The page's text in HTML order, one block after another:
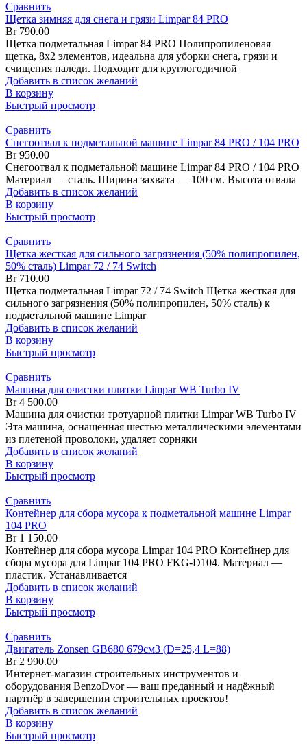
Сравнить
Щетка зимняя для снега и грязи Limpar 84 PRO
Br790.00
Щетка подметальная Limpar 84 PRO Полипропиленовая
щетка, 8х2 элементов, идеальна для уборки снега, грязи и
счищения наледи. Подходит для круглогодичной
Добавить в список желаний
В корзину
Быстрый просмотр
Сравнить
Снегоотвал к подметальной машине Limpar 84 PRO / 104 PRO
Br950.00
Снегоотвал к подметальной машине Limpar 84 PRO / 104 PRO
Материал — сталь. Ширина захвата — 100 см. Высота отвала
Добавить в список желаний
В корзину
Быстрый просмотр
Сравнить
Щетка жесткая для сильного загрязнения (50% полипропилен,
50% сталь) Limpar 72 / 74 Switch
Br710.00
Щетка подметальная Limpar 72 / 74 Switch Щетка жесткая для
сильного загрязнения (50% полипропилен, 50% сталь) к
подметальной машине Limpar
Добавить в список желаний
В корзину
Быстрый просмотр
Сравнить
Машина для очистки плитки Limpar WB Turbo IV
Br4 500.00
Машина для очистки тротуарной плитки Limpar WB Turbo IV
Эта машина, оснащенная шестью металлическими элементами
из плетеной проволоки, удаляет сорняки
Добавить в список желаний
В корзину
Быстрый просмотр
Сравнить
Контейнер для сбора мусора к подметальной машине Limpar
104 PRO
Br1 150.00
Контейнер для сбора мусора Limpar 104 PRO Контейнер для
сбора мусора для Limpar 104 PRO FKG-D104. Материал —
пластик. Устанавливается
Добавить в список желаний
В корзину
Быстрый просмотр
Сравнить
Двигатель Zonsen GB680 679см3 (D=25,4 L=88)
Br2 990.00
Интернет-магазин строительных инструментов и
оборудования BenzoDvor — ваш преданный и надёжный
партнёр в завершении строительных проектов!
Добавить в список желаний
В корзину
Быстрый просмотр